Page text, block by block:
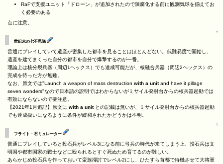
RaFで支援ユニット「ドローン」が追加されたので陳腐化する前に観測気球を揃えてお
く必要のある
点に注意。
↑
世紀末の七不思議
普通にプレイしていて遺産が密集した都市を見ることはほとんどない。低難易度で開始し、
遺産を建てまくった自分の都市を自分で爆撃するのが一番。
理論上は核分裂兵器（周辺1ヘックス）でも達成可能だが、核融合兵器（周辺2ヘックス）の
完成を待った方が無難。
なお、原文では"Launch a weapon of mass destruction with a unitand have it pillage
seven wonders"なので日本語の説明ではわからないがミサイル発射台からの核兵器起動では
有効にならないので要注意。
【2021年1月追記】原文に with a unitとの記載は無いが、ミサイル発射台からの核兵器起動
でも達成扱いになるように条件が緩和されたかどうかは不明。
↑
フライト・石ミュレーター
普通にプレイしていると投石兵がレベル3になる前に弓兵の時代が来てしまう上、投石兵は文
明国や都市国家の戦士などに殴られるとすぐ死ぬため育てるのが難しい。
あらかじめ投石兵を作っておいて蛮族掃討でレベル2にし、ひたすら首都で待機させて大将軍